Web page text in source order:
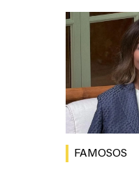
FAMOSOS